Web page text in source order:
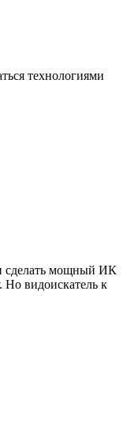
технологиями
сделать мощный ИК
Но видоискатель к